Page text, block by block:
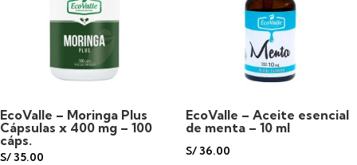
cantidad
EcoValle – Moringa Plus
Cápsulas x 400 mg – 100
cáps.
S/35.00
EcoValle – Aceite esencial
de menta – 10 ml
S/36.00